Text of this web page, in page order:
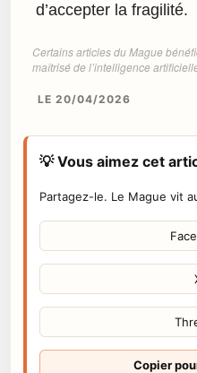
d’accepter la fragilité.
Certains articles du Mague
maîtrisé de l’intelligence
LE 20/04/2026
💡 Vous aimez cet
Partagez-le. Le Mague vit
Copier